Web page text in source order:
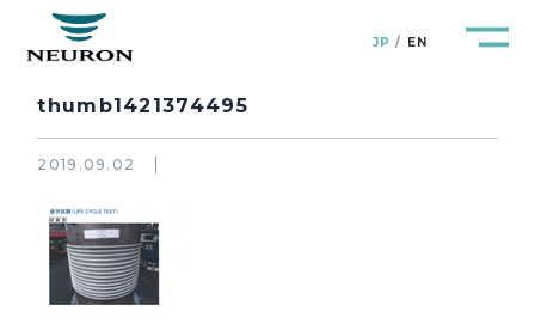
JP EN
管路防災研究所
企業情報 Company
thumb1421374495
2019.09.02